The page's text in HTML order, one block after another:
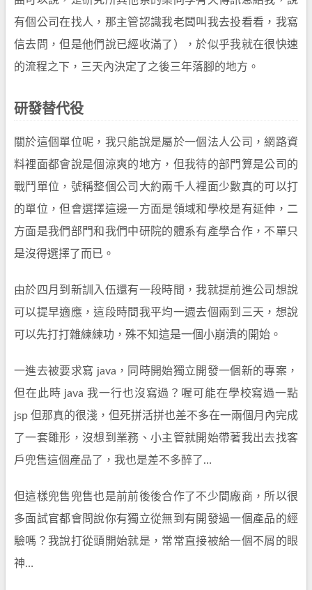
有個公司在找人，那主管認識我老闆叫我去投看看，我寫
信去問，但是他們說已經收滿了），於似乎我就在很快速
的流程之下，三天內決定了之後三年落腳的地方。
研發替代役
關於這個單位呢，我只能說是屬於一個法人公司，網路資
料裡面都會說是個涼爽的地方，但我待的部門算是公司的
戰鬥單位，號稱整個公司大約兩千人裡面少數真的可以打
的單位，但會選擇這邊一方面是領域和學校是有延伸，二
方面是我們部門和我們中研院的體系有產學合作，不單只
是沒得選擇了而已。
由於四月到新訓入伍還有一段時間，我就提前進公司想說
可以提早適應，這段時間我平均一週去個兩到三天，想說
可以先打打雜練練功，殊不知這是一個小崩潰的開始。
一進去被要求寫 java，同時開始獨立開發一個新的專案，
但在此時 java 我一行也沒寫過？喔可能在學校寫過一點
jsp 但那真的很淺，但死拼活拼也差不多在一兩個月內完成
了一套雛形，沒想到業務、小主管就開始帶著我出去找客
戶兜售這個產品了，我也是差不多醉了…
但這樣兜售兜售也是前前後後合作了不少間廠商，所以很
多面試官都會問說你有獨立從無到有開發過一個產品的經
驗嗎？我說打從頭開始就是，常常直接被給一個不屑的眼
神…